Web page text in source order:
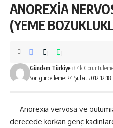
ANOREXİA
(YEME
Son güncelleme: 24 Şubat 2012 12:18
Gündem Türkiye 3.4k Görüntüleme
Anorexia vervosa ve bulumia,
derecede korkan genç